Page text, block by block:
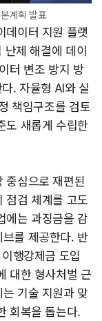
계획 발표
데이터 지원 플랫
제 해결에 데이
터 변조 방지 방
. 자율형 AI와 실
책임구조를 검토
도 새롭게 수립한
중심으로 재편된
점검 체계를 고도
에는 과징금을 감
를 제공한다. 반
행강제금 도입
대한 형사처벌 근
기술 지원과 맞
회복을 돕는다.